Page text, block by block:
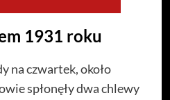
1931 roku
na czwartek, około
spłonęły dwa chlewy